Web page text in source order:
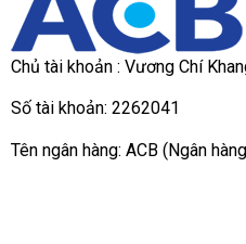
Chủ tài khoản : Vương Chí
Số tài khoản: 2262041
Tên ngân hàng: ACB (Ngân